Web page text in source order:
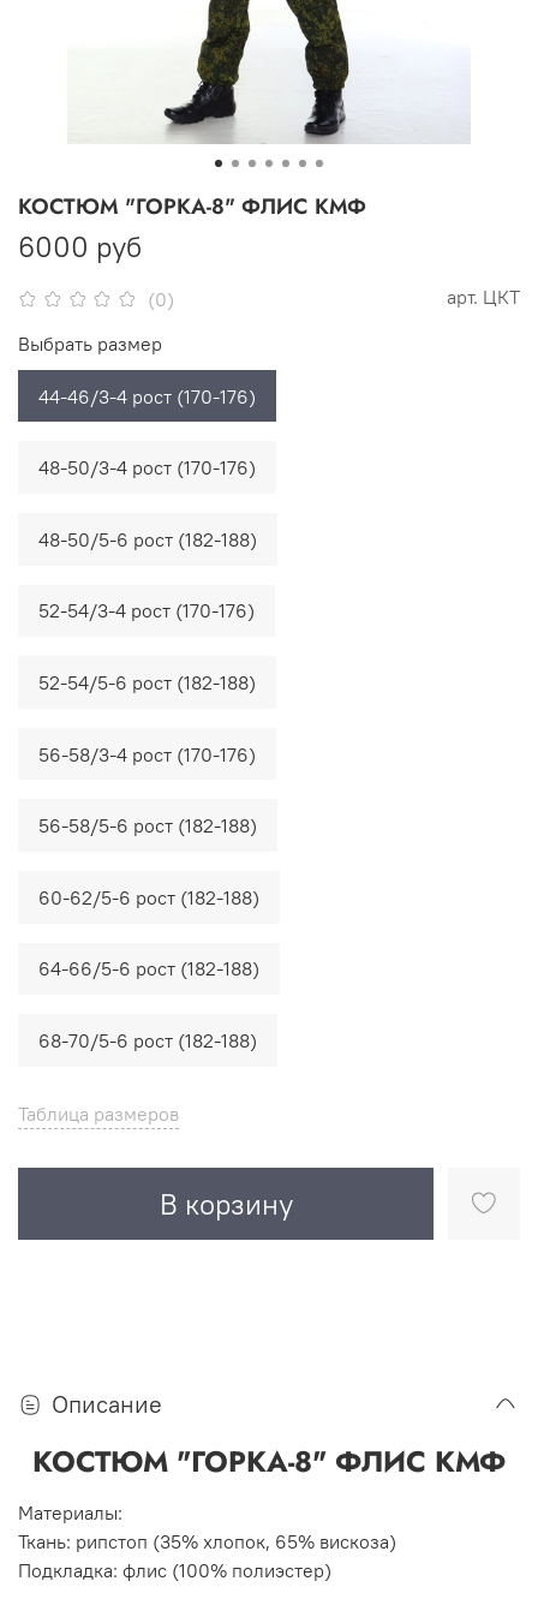
(0) арт. ЦКТ
КОСТЮМ "ГОРКА-8" ФЛИС КМФ
6000 руб
Таблица размеров
В корзину
Выбрать размер
44-46/3-4 рост (170-176)
48-50/3-4 рост (170-176)
48-50/5-6 рост (182-188)
52-54/3-4 рост (170-176)
52-54/5-6 рост (182-188)
56-58/3-4 рост (170-176)
56-58/5-6 рост (182-188)
60-62/5-6 рост (182-188)
64-66/5-6 рост (182-188)
68-70/5-6 рост (182-188)
Описание
КОСТЮМ "ГОРКА-8" ФЛИС КМФ
Материалы:
Ткань: рипстоп (35% хлопок, 65% вискоза)
Подкладка: флис (100% полиэстер)